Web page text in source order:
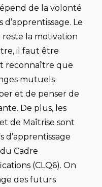
de la volonté
Le
reste la motivation
il faut être
reconnaître que
mutuels
et de penser de
De plus, les
de Maîtrise sont
d’apprentissage
Cadre
(CLQ6). On
des futurs